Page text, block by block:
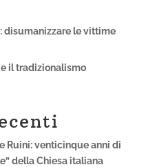
disumanizzare le vittime
il tradizionalismo
Ruini: venticinque anni di
della Chiesa italiana